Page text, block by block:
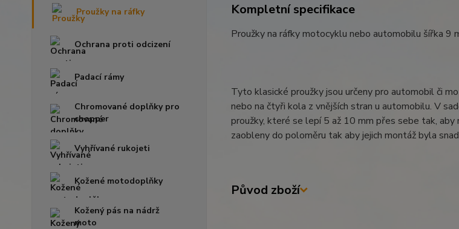
Proužky na ráfky
Ochrana proti odcizení
Padací rámy
Chromované doplňky pro
chopper
Vyhřívané rukojeti
Kožené motodoplňky
Kožený pás na nádrž
moto
Kompletní specifikace
Proužky na ráfky motocyklu nebo automobilu šířka 9
Tyto klasické proužky jsou určeny pro automobil či
nebo na čtyři kola z vnějších stran u automobilu. V
proužky, které se lepí 5 až 10 mm přes sebe tak,
zaobleny do poloměru tak aby jejich montáž byla
Původ zboží